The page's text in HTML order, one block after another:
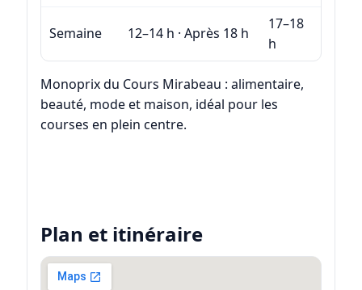
Semaine 12–14 h · Après 18 h
17–18
h
Monoprix du Cours Mirabeau : alimentaire,
beauté, mode et maison, idéal pour les
courses en plein centre.
Plan et itinéraire